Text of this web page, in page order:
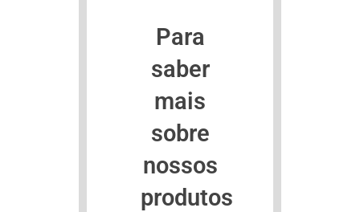
Para
saber
mais
sobre
nossos
produtos